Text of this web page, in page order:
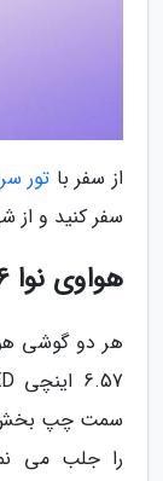
از سفر با تور
سفر کنید و از
هواوی نوا 6 و مدل 5G
سمت چپ بخش